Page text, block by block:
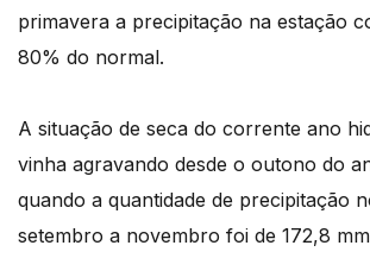
primavera a precipitação na estação
80% do normal.
A situação de seca do corrente ano
vinha agravando desde o outono do
quando a quantidade de precipitação
setembro a novembro foi de 172,8